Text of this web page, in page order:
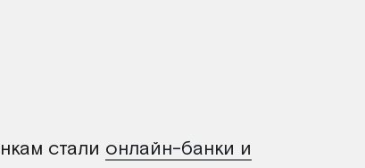
стали онлайн-банки и